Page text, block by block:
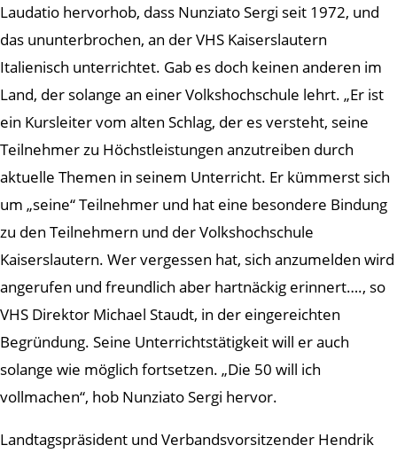
Laudatio hervorhob, dass Nunziato Sergi seit 1972, und
das ununterbrochen, an der VHS Kaiserslautern
Italienisch unterrichtet. Gab es doch keinen anderen im
Land, der solange an einer Volkshochschule lehrt. „Er ist
ein Kursleiter vom alten Schlag, der es versteht, seine
Teilnehmer zu Höchstleistungen anzutreiben durch
aktuelle Themen in seinem Unterricht. Er kümmerst sich
um „seine“ Teilnehmer und hat eine besondere Bindung
zu den Teilnehmern und der Volkshochschule
Kaiserslautern. Wer vergessen hat, sich anzumelden wird
angerufen und freundlich aber hartnäckig erinnert…., so
VHS Direktor Michael Staudt, in der eingereichten
Begründung. Seine Unterrichtstätigkeit will er auch
solange wie möglich fortsetzen. „Die 50 will ich
vollmachen“, hob Nunziato Sergi hervor.
Landtagspräsident und Verbandsvorsitzender Hendrik